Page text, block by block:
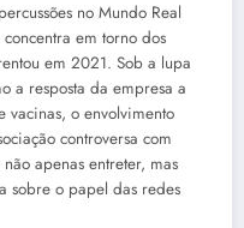
no Mundo Real
em torno dos
em 2021. Sob a lupa
a resposta da empresa a
vacinas, o envolvimento
controversa com
apenas entreter, mas
sobre o papel das redes